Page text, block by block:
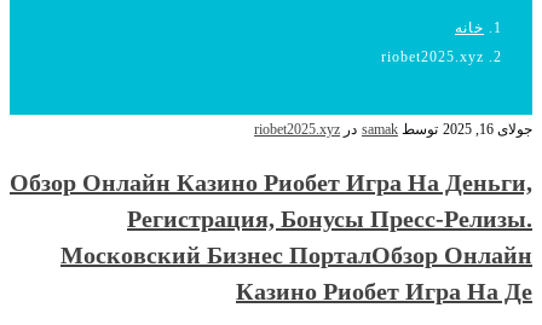
خانه
riobet2025.xyz
جولای 16, 2025 توسط samak در riobet2025.xyz
Обзор Онлайн Казино Риобет Игра На Деньги,
Регистрация, Бонусы Пресс-Релизы.
Московский Бизнес ПорталОбзор Онлайн
Казино Риобет Игра На Де